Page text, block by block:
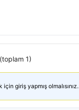
1)
giriş yapmış olmalısınız.